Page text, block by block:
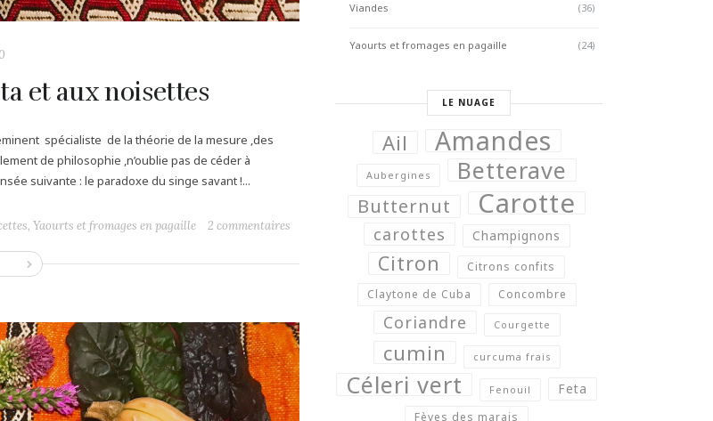
et aux noisettes
spécialiste de la théorie de la mesure ,des
de philosophie ,n’oublie pas de céder à
suivante : le paradoxe du singe savant !...
, Yaourts et fromages en pagaille 2 commentaires
Viandes (36)
Yaourts et fromages en pagaille (24)
LE NUAGE
Ail Amandes
Aubergines Betterave
Butternut Carotte
carottes Champignons
Citron
Citrons confits
Claytone de Cuba
Concombre
Coriandre Courgette
cumin curcuma frais
Céleri vert Fenouil Feta
Fèves des marais